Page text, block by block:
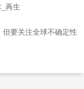
再生
要关注全球不确定性